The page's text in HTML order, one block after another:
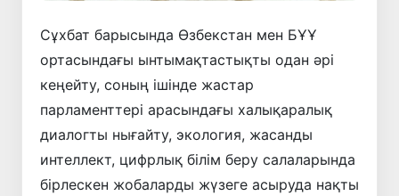
Сұхбат барысында Өзбекстан мен БҰҰ
ортасындағы ынтымақтастықты одан әрі
кеңейту, соның ішінде жастар
парламенттері арасындағы халықаралық
диалогты нығайту, экология, жасанды
интеллект, цифрлық білім беру салаларында
бірлескен жобаларды жүзеге асыруда нақты